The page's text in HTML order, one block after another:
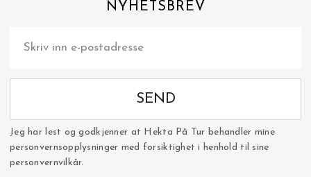
NYHETSBREV
SEND
Jeg har lest og godkjenner at Hekta På Tur behandler mine
personvernsopplysninger med forsiktighet i henhold til sine
personvernvilkår.